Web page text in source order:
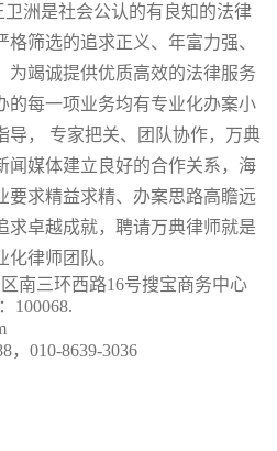
洲是社会公认的有良知的法律
筛选的追求正义、年富力强、
为竭诚提供优质高效的法律服务
的每一项业务均有专业化办案小
导， 专家把关、团队协作，万典
闻媒体建立良好的合作关系，海
要求精益求精、办案思路高瞻远
求卓越成就，聘请万典律师就是
律师团队。
南三环西路16号搜宝商务中心
100068.
010-8639-3036